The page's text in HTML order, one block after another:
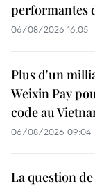
performantes
06/08/2026 16:05
Plus d'un
Weixin Pay
code au
06/08/2026 09:04
La question